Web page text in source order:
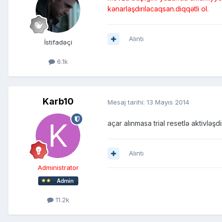
İstifadəçi
6.1k
kənarlaşdırılacaqsan.diqqətli ol.
Alıntı
Karb10
Administrator
11.2k
Mesaj tarihi: 13 Mayıs 2014
açar alınmasa trial resetlə
Alıntı